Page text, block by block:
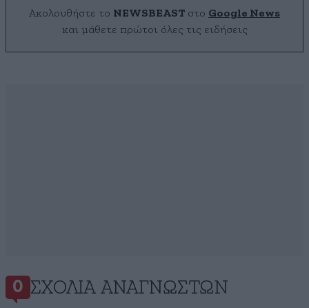
Ακολουθήστε το NEWSBEAST στο Google News
και μάθετε πρώτοι όλες τις ειδήσεις
0 ΣΧΌΛΙΑ ΑΝΑΓΝΩΣΤΏΝ